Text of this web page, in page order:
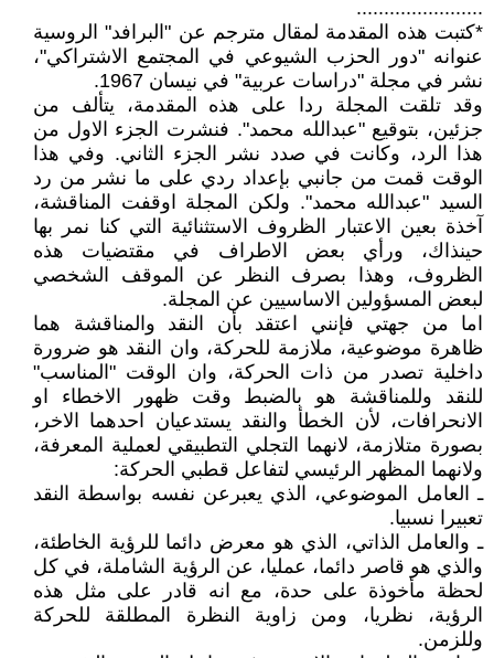
.......................
*كتبت هذه المقدمة لمقال مترجم عن "البرافد" الروسية
عنوانه "دور الحزب الشيوعي في المجتمع الاشتراكي"،
نشر في مجلة "دراسات عربية" في نيسان 1967.
وقد تلقت المجلة ردا على هذه المقدمة، يتألف من
جزئين، بتوقيع "عبدالله محمد". فنشرت الجزء الاول من
هذا الرد، وكانت في صدد نشر الجزء الثاني. وفي هذا
الوقت قمت من جانبي بإعداد ردي على ما نشر من رد
السيد "عبدالله محمد". ولكن المجلة اوقفت المناقشة،
آخذة بعين الاعتبار الظروف الاستثنائية التي كنا نمر بها
حينذاك، ورأي بعض الاطراف في مقتضيات هذه
الظروف، وهذا بصرف النظر عن الموقف الشخصي
لبعض المسؤولين الاساسيين عن المجلة.
اما من جهتي فإنني اعتقد بأن النقد والمناقشة هما
ظاهرة موضوعية، ملازمة للحركة، وان النقد هو ضرورة
داخلية تصدر من ذات الحركة، وان الوقت "المناسب"
للنقد وللمناقشة هو بالضبط وقت ظهور الاخطاء او
الانحرافات، لأن الخطأ والنقد يستدعيان احدهما الاخر،
بصورة متلازمة، لانهما التجلي التطبيقي لعملية المعرفة،
ولانهما المظهر الرئيسي لتفاعل قطبي الحركة:
ـ العامل الموضوعي، الذي يعبرعن نفسه بواسطة النقد
تعبيرا نسبيا.
ـ والعامل الذاتي، الذي هو معرض دائما للرؤية الخاطئة،
والذي هو قاصر دائما، عمليا، عن الرؤية الشاملة، في كل
لحظة مأخوذة على حدة، مع انه قادر على مثل هذه
الرؤية، نظريا، ومن زاوية النظرة المطلقة للحركة
وللزمن.